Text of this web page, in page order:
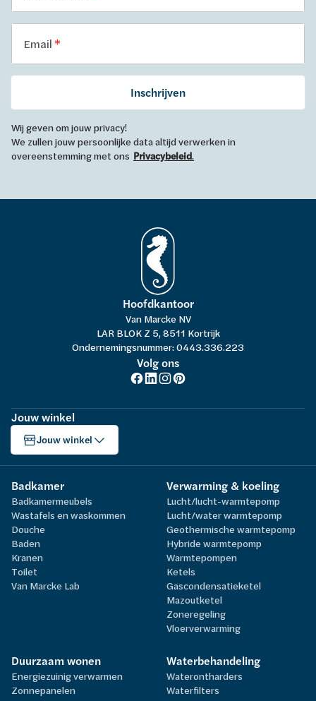
Email
Inschrijven
Wij geven om jouw privacy!
We zullen jouw persoonlijke data altijd verwerken in
overeenstemming met ons Privacybeleid.
Hoofdkantoor
Van Marcke NV
LAR BLOK Z 5, 8511 Kortrijk
Ondernemingsnummer: 0443.336.223
Volg ons
Jouw winkel
Jouw winkel
Badkamer
Badkamermeubels
Wastafels en waskommen
Douche
Baden
Kranen
Toilet
Van Marcke Lab
Verwarming & koeling
Lucht/lucht-warmtepomp
Lucht/water warmtepomp
Geothermische warmtepomp
Hybride warmtepomp
Warmtepompen
Ketels
Gascondensatieketel
Mazoutketel
Zoneregeling
Vloerverwarming
Duurzaam wonen
Energiezuinig verwarmen
Zonnepanelen
Waterbehandeling
Waterontharders
Waterfilters